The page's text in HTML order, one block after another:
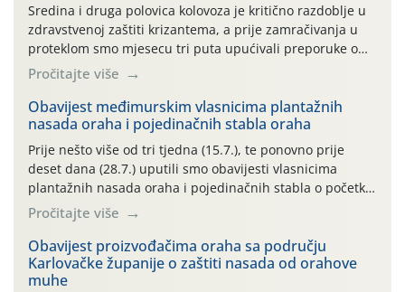
Sredina i druga polovica kolovoza je kritično razdoblje u
zdravstvenoj zaštiti krizantema, a prije zamračivanja u
proteklom smo mjesecu tri puta upućivali preporuke o
preventivnim mjerama zaštite krizantema od najčešćih
uzročnika bolesti, štetnika i fito-fagnih grinja (23.7., 14.7.,
06.7.)! Na početku ovog mjeseca je zabilježeno je
povijesno i ekstremno vruće meteorološko razdoblje, uz
najviše temperature […]
Pročitajte više
Obavijest međimurskim vlasnicima plantažnih
nasada oraha i pojedinačnih stabla oraha
Prije nešto više od tri tjedna (15.7.), te ponovno prije
deset dana (28.7.) uputili smo obavijesti vlasnicima
plantažnih nasada oraha i pojedinačnih stabla o početku
leta i ovogodišnjoj potrebi usmjerenog suzbijanja
orahove muhe (Rhagoletis completa)! Već dvanaest dana
traje drugi ovogodišnji “toplinski udar”, koji naročito
izražen zadnja šest dana (31.7.-05.8.), jer najviše
temperature zraka svakodnevno […]
Pročitajte više
Obavijest proizvođačima oraha sa području
Karlovačke županije o zaštiti nasada od orahove
muhe